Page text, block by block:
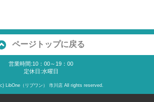
ページトップに戻る
営業時間:10：00～19：00
定休日:水曜日
LibOne（リブワン） 市川店 All rights reserved.